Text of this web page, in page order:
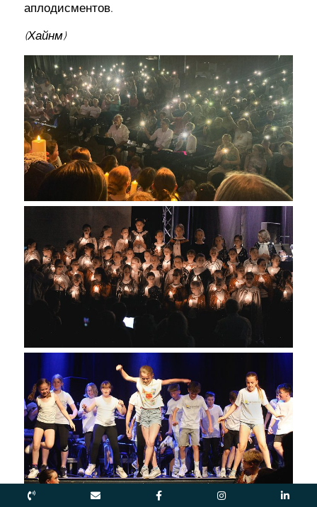
аплодисментов.
(Хайнм)